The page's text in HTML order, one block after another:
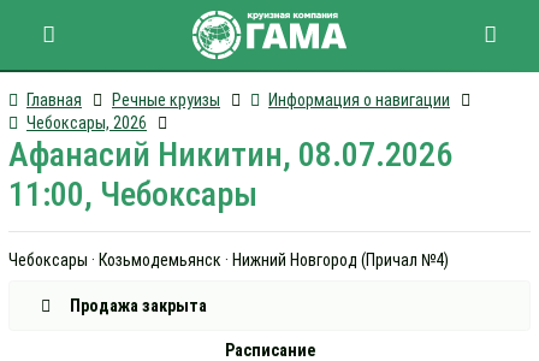
Главная Речные круизы
Информация о навигации
Чебоксары, 2026
Афанасий Никитин, 08.07.2026
11:00, Чебоксары
Чебоксары · Козьмодемьянск · Нижний Новгород (Причал №4)
Продажа закрыта
Расписание